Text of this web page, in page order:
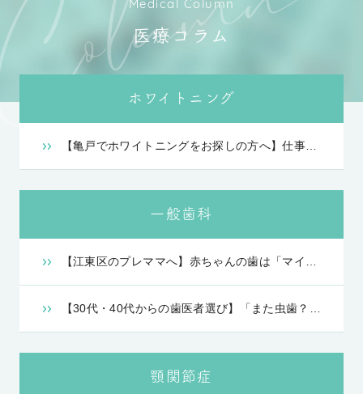
Medical Column
医療コラム
ホワイトニング
一般歯科
顎関節症